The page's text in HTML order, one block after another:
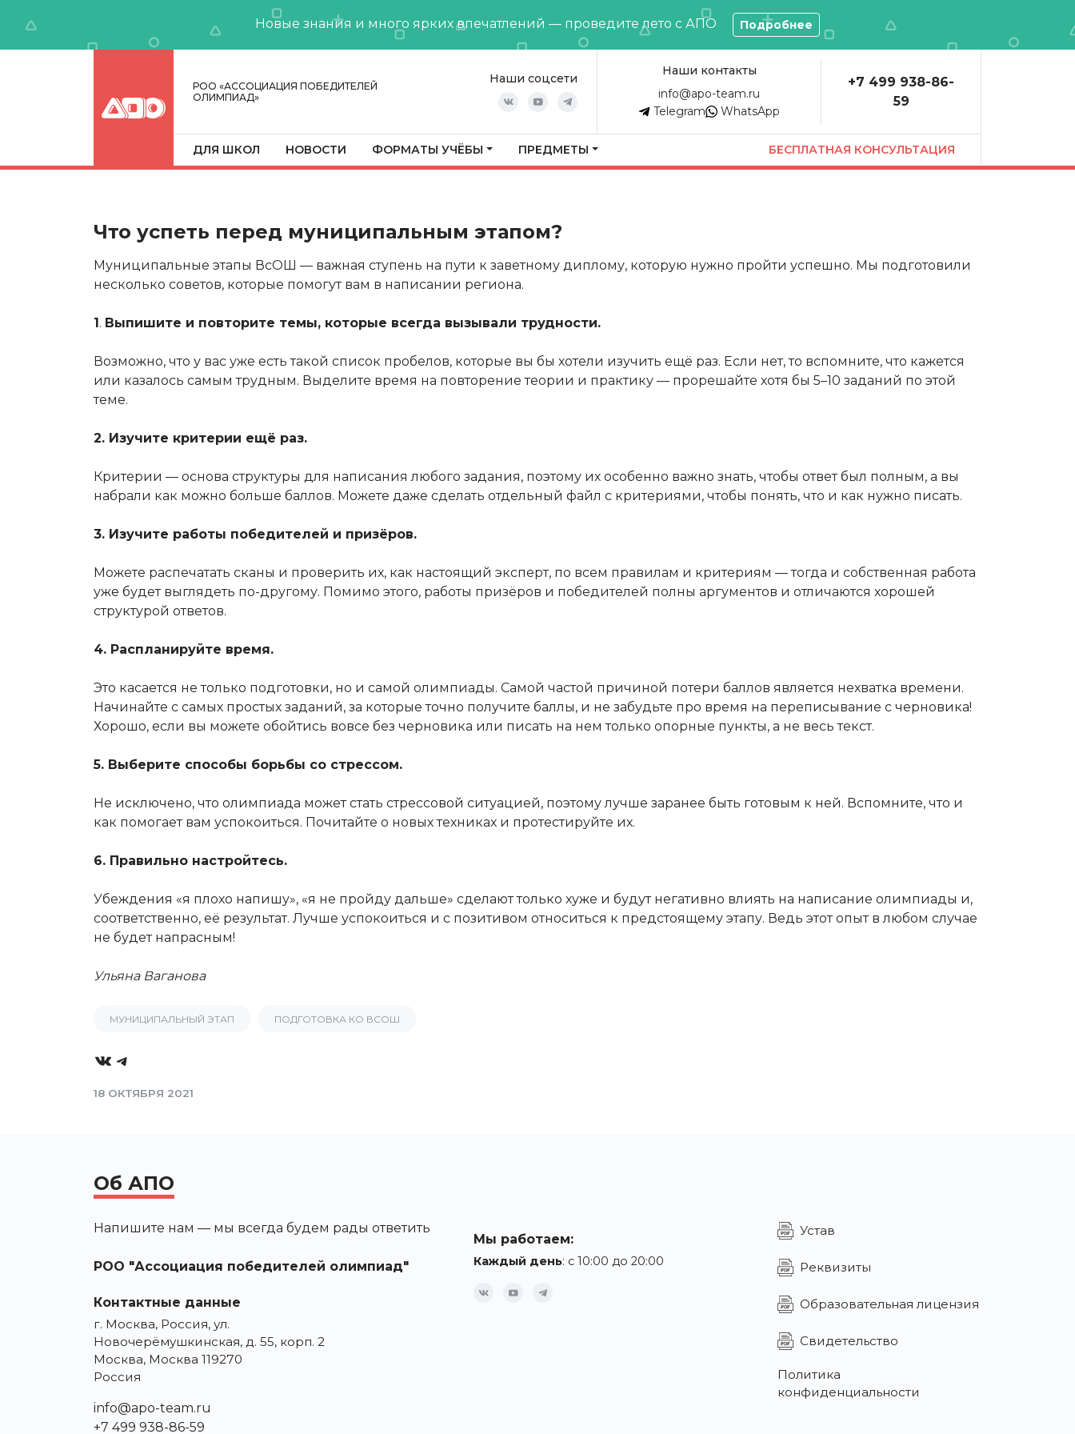
Новые знания и много ярких впечатлений — проведите лето с АПО Подробнее
РОО «АССОЦИАЦИЯ ПОБЕДИТЕЛЕЙ
ОЛИМПИАД»
Наши соцсети
Наши контакты
info@apo-team.ru
Telegram
WhatsApp
+7 499 938-86-
59
ДЛЯ ШКОЛ НОВОСТИ ФОРМАТЫ УЧЁБЫ ПРЕДМЕТЫ БЕСПЛАТНАЯ КОНСУЛЬТАЦИЯ
Что успеть перед муниципальным этапом?
Муниципальные этапы ВсОШ — важная ступень на пути к заветному диплому, которую нужно пройти успешно. Мы подготовили
несколько советов, которые помогут вам в написании региона.
1. Выпишите и повторите темы, которые всегда вызывали трудности.
Возможно, что у вас уже есть такой список пробелов, которые вы бы хотели изучить ещё раз. Если нет, то вспомните, что кажется
или казалось самым трудным. Выделите время на повторение теории и практику — прорешайте хотя бы 5–10 заданий по этой
теме.
2. Изучите критерии ещё раз.
Критерии — основа структуры для написания любого задания, поэтому их особенно важно знать, чтобы ответ был полным, а вы
набрали как можно больше баллов. Можете даже сделать отдельный файл с критериями, чтобы понять, что и как нужно писать.
3. Изучите работы победителей и призёров.
Можете распечатать сканы и проверить их, как настоящий эксперт, по всем правилам и критериям — тогда и собственная работа
уже будет выглядеть по-другому. Помимо этого, работы призёров и победителей полны аргументов и отличаются хорошей
структурой ответов.
4. Распланируйте время.
Это касается не только подготовки, но и самой олимпиады. Самой частой причиной потери баллов является нехватка времени.
Начинайте с самых простых заданий, за которые точно получите баллы, и не забудьте про время на переписывание с черновика!
Хорошо, если вы можете обойтись вовсе без черновика или писать на нем только опорные пункты, а не весь текст.
5. Выберите способы борьбы со стрессом.
Не исключено, что олимпиада может стать стрессовой ситуацией, поэтому лучше заранее быть готовым к ней. Вспомните, что и
как помогает вам успокоиться. Почитайте о новых техниках и протестируйте их.
6. Правильно настройтесь.
Убеждения «я плохо напишу», «я не пройду дальше» сделают только хуже и будут негативно влиять на написание олимпиады и,
соответственно, её результат. Лучше успокоиться и с позитивом относиться к предстоящему этапу. Ведь этот опыт в любом случае
не будет напрасным!
Ульяна Ваганова
МУНИЦИПАЛЬНЫЙ ЭТАП ПОДГОТОВКА КО ВСОШ
VKTelegram
18 ОКТЯБРЯ 2021
Об АПО
Напишите нам — мы всегда будем рады ответить
РОО "Ассоциация победителей олимпиад"
Контактные данные
г. Москва, Россия, ул.
Новочерёмушкинская, д. 55, корп. 2
Москва, Москва 119270
Россия
info@apo-team.ru
+7 499 938-86-59
Мы работаем:
Каждый день: с 10:00 до 20:00
Устав
Реквизиты
Образовательная лицензия
Свидетельство
Политика
конфиденциальности